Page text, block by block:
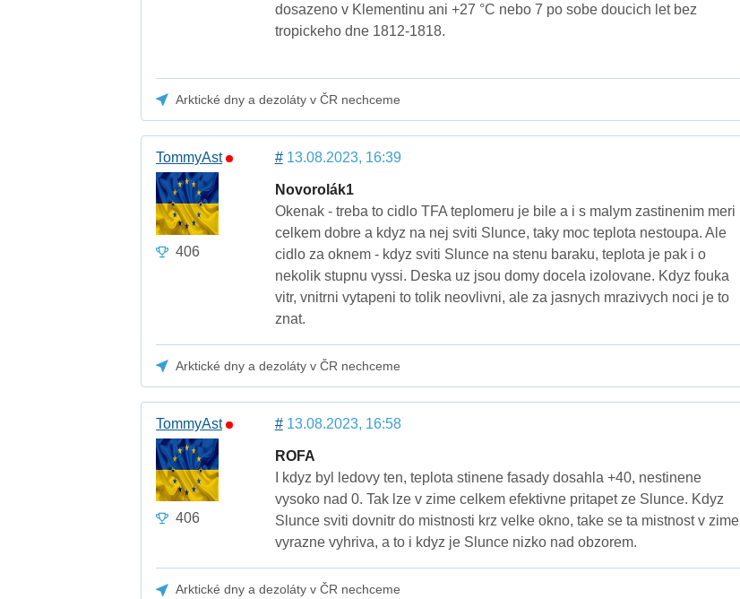
dosazeno v Klementinu ani +27 °C nebo 7 po sobe doucich let bez
tropickeho dne 1812-1818.
Arktické dny a dezoláty v ČR nechceme
TommyAst
406
#13.08.2023, 16:39
Novorolák1
Okenak - treba to cidlo TFA teplomeru je bile a i s malym zastinenim meri
celkem dobre a kdyz na nej sviti Slunce, taky moc teplota nestoupa. Ale
cidlo za oknem - kdyz sviti Slunce na stenu baraku, teplota je pak i o
nekolik stupnu vyssi. Deska uz jsou domy docela izolovane. Kdyz fouka
vitr, vnitrni vytapeni to tolik neovlivni, ale za jasnych mrazivych noci je to
znat.
Arktické dny a dezoláty v ČR nechceme
TommyAst
406
#13.08.2023, 16:58
ROFA
I kdyz byl ledovy ten, teplota stinene fasady dosahla +40, nestinene
vysoko nad 0. Tak lze v zime celkem efektivne pritapet ze Slunce. Kdyz
Slunce sviti dovnitr do mistnosti krz velke okno, take se ta mistnost v zime
vyrazne vyhriva, a to i kdyz je Slunce nizko nad obzorem.
Arktické dny a dezoláty v ČR nechceme